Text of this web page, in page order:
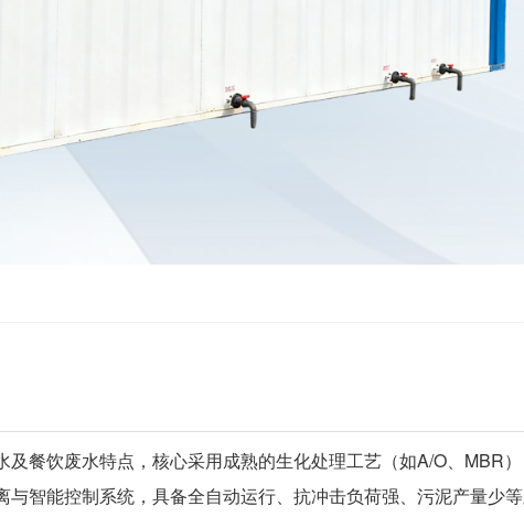
餐饮废水特点，核心采用成熟的生化处理工艺（如A/O、MBR
与智能控制系统，具备全自动运行、抗冲击负荷强、污泥产量少